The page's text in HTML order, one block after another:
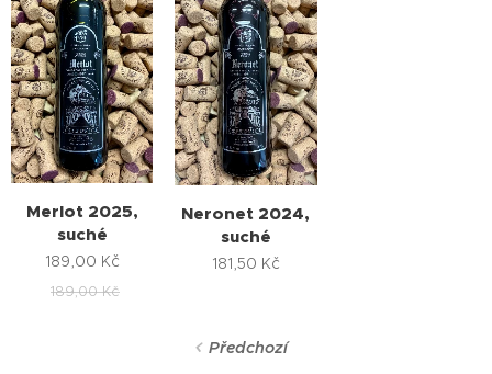
Merlot 2025,
suché
189,00 Kč
189,00Kč
Neronet 2024,
suché
181,50 Kč
Předchozí